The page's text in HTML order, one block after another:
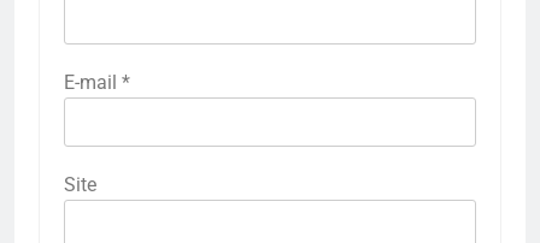
E-mail *
Site